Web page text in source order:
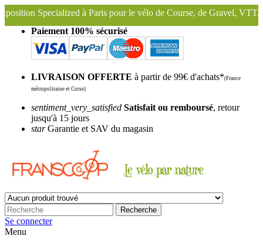
à Paris pour le vélo de Course, de Gravel, VTT, VTC ...
Nous
Paiement 100% sécurisé
LIVRAISON OFFERTE à partir de 99€ d'achats*(France
métropolitaine et Corse)
sentiment_very_satisfied Satisfait ou remboursé, retour
jusqu'à 15 jours
starGarantie et SAV du magasin
Recherche
Se connecter
Menu